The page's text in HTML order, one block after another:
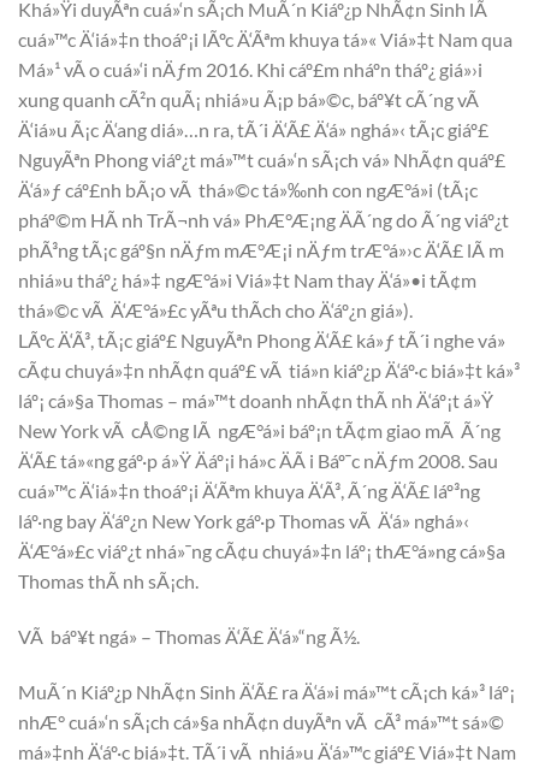
Khá»Ÿi duyÃªn cuá»‘n sÃ¡ch MuÃ´n Kiáº¿p NhÃ¢n Sinh lÃ
cuá»™c Ä‘iá»‡n thoáº¡i lÃºc Ä‘Ãªm khuya tá»« Viá»‡t Nam qua
Má»¹ vÃ o cuá»‘i nÄƒm 2016. Khi cáº£m nháº­n tháº¿ giá»›i
xung quanh cÃ²n quÃ¡ nhiá»u Ã¡p bá»©c, báº¥t cÃ´ng vÃ
Ä‘iá»u Ã¡c Ä‘ang diá»…n ra, tÃ´i Ä‘Ã£ Ä‘á» nghá»‹ tÃ¡c giáº£
NguyÃªn Phong viáº¿t má»™t cuá»‘n sÃ¡ch vá» NhÃ¢n quáº£
Ä‘á»ƒ cáº£nh bÃ¡o vÃ thá»©c tá»‰nh con ngÆ°á»i (tÃ¡c
pháº©m HÃ nh TrÃ¬nh vá» PhÆ°Æ¡ng ÄÃ´ng do Ã´ng viáº¿t
phÃ³ng tÃ¡c gáº§n nÄƒm mÆ°Æ¡i nÄƒm trÆ°á»›c Ä‘Ã£ lÃ m
nhiá»u tháº¿ há»‡ ngÆ°á»i Viá»‡t Nam thay Ä‘á»•i tÃ¢m
thá»©c vÃ Ä‘Æ°á»£c yÃªu thÃ­ch cho Ä‘áº¿n giá»).
LÃºc Ä‘Ã³, tÃ¡c giáº£ NguyÃªn Phong Ä‘Ã£ ká»ƒ tÃ´i nghe vá»
cÃ¢u chuyá»‡n nhÃ¢n quáº£ vÃ tiá»n kiáº¿p Ä‘áº·c biá»‡t ká»³
láº¡ cá»§a Thomas – má»™t doanh nhÃ¢n thÃ nh Ä‘áº¡t á»Ÿ
New York vÃ cÅ©ng lÃ ngÆ°á»i báº¡n tÃ¢m giao mÃ Ã´ng
Ä‘Ã£ tá»«ng gáº·p á»Ÿ Äáº¡i há»c ÄÃ i Báº¯c nÄƒm 2008. Sau
cuá»™c Ä‘iá»‡n thoáº¡i Ä‘Ãªm khuya Ä‘Ã³, Ã´ng Ä‘Ã£ láº³ng
láº·ng bay Ä‘áº¿n New York gáº·p Thomas vÃ Ä‘á» nghá»‹
Ä‘Æ°á»£c viáº¿t nhá»¯ng cÃ¢u chuyá»‡n láº¡ thÆ°á»ng cá»§a
Thomas thÃ nh sÃ¡ch.
VÃ báº¥t ngá» – Thomas Ä‘Ã£ Ä‘á»“ng Ã½.
MuÃ´n Kiáº¿p NhÃ¢n Sinh Ä‘Ã£ ra Ä‘á»i má»™t cÃ¡ch ká»³ láº¡
nhÆ° cuá»‘n sÃ¡ch cá»§a nhÃ¢n duyÃªn vÃ cÃ³ má»™t sá»©
má»‡nh Ä‘áº·c biá»‡t. TÃ´i vÃ nhiá»u Ä‘á»™c giáº£ Viá»‡t Nam